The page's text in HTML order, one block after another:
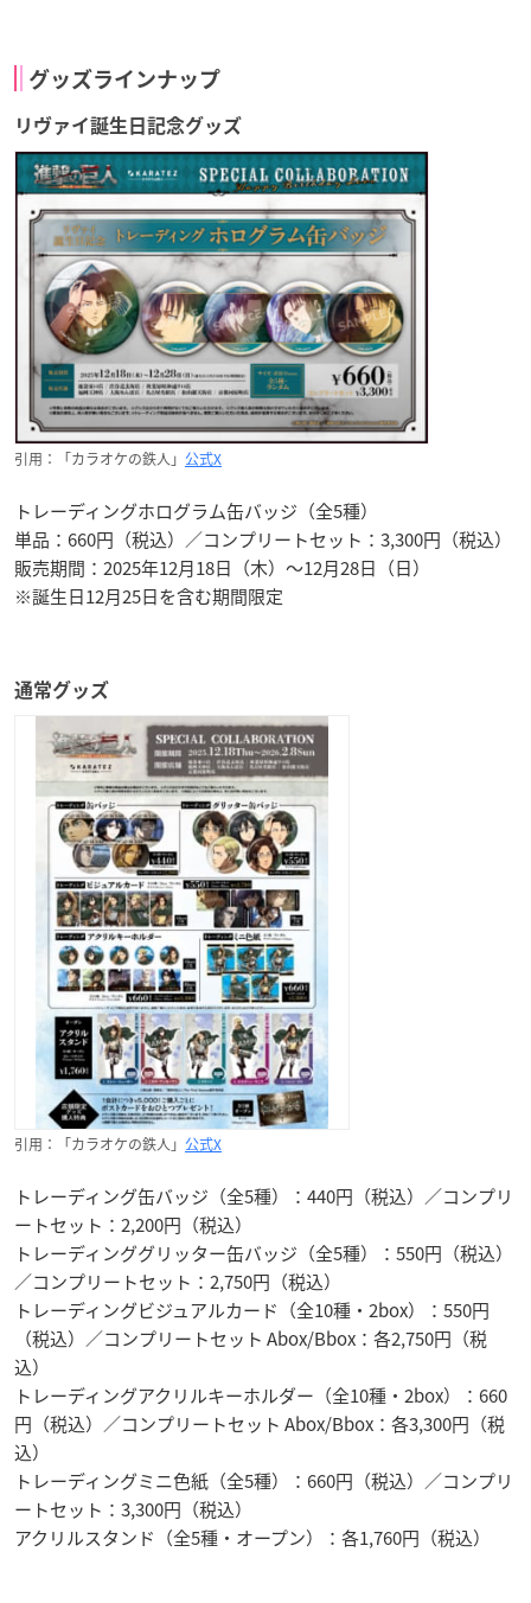
グッズラインナップ
リヴァイ誕生日記念グッズ
引用：「カラオケの鉄人」 公式X
トレーディングホログラム缶バッジ（全5種）
単品：660円（税込）／コンプリートセット：3,300円（税込）
販売期間：2025年12月18日（木）〜12月28日（日）
※誕生日12月25日を含む期間限定
通常グッズ
引用：「カラオケの鉄人」 公式X
トレーディング缶バッジ（全5種）：440円（税込）／コンプリ
ートセット：2,200円（税込）
トレーディンググリッター缶バッジ（全5種）：550円（税込）
／コンプリートセット：2,750円（税込）
トレーディングビジュアルカード（全10種・2box）：550円
（税込）／コンプリートセット Abox/Bbox：各2,750円（税
込）
トレーディングアクリルキーホルダー（全10種・2box）：660
円（税込）／コンプリートセット Abox/Bbox：各3,300円（税
込）
トレーディングミニ色紙（全5種）：660円（税込）／コンプリ
ートセット：3,300円（税込）
アクリルスタンド（全5種・オープン）：各1,760円（税込）